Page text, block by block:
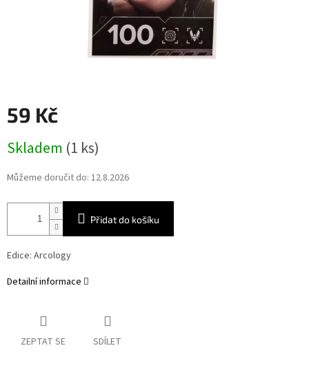
59 Kč
cena:
Skladem (1 ks)
Můžeme doručit do: 12.8.2026
Přidat do košíku
Edice: Arcology
Detailní informace
ZEPTAT SE SDÍLET